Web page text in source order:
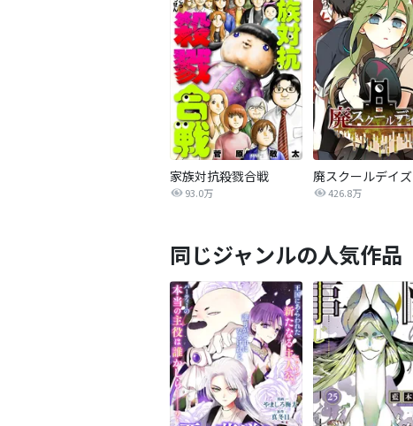
家族対抗殺戮合戦
93.0万
廃スクールデイズ
426.8万
同じジャンルの人気作品